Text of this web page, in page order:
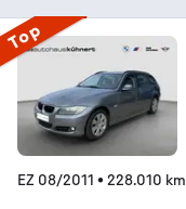
Top
EZ 08/2011 • 228.010 km